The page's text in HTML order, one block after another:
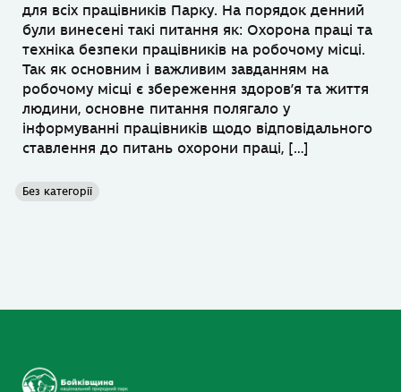
для всіх працівників Парку. На порядок денний
були винесені такі питання як: Охорона праці та
техніка безпеки працівників на робочому місці.
Так як основним і важливим завданням на
робочому місці є збереження здоров’я та життя
людини, основне питання полягало у
інформуванні працівників щодо відповідального
ставлення до питань охорони праці, […]
Без категорії